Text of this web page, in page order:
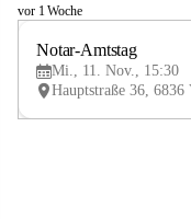
V
vor 1 Woche
Notar-Amtstag
Mi., 11. Nov., 15:30